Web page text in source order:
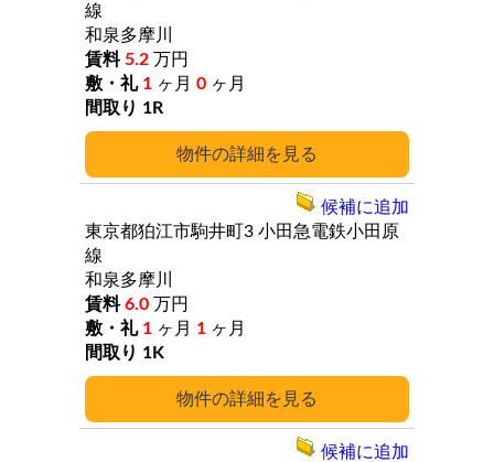
詳細
線
和泉多摩川
5.2 万円
1 ヶ月 0 ヶ月
1R
詳細
東京都狛江市駒井町3 小田急電鉄小田原
線
和泉多摩川
6.0 万円
1 ヶ月 1 ヶ月
1K
候補に追加
候補に追加